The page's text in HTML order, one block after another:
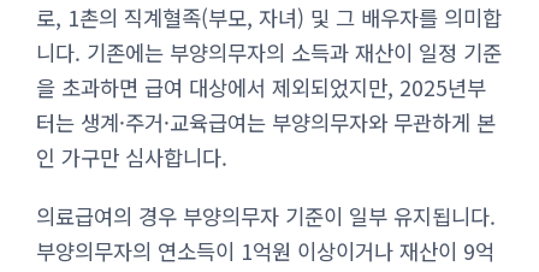
로, 1촌의 직계혈족(부모, 자녀) 및 그 배우자를 의미합
니다. 기존에는 부양의무자의 소득과 재산이 일정 기준
을 초과하면 급여 대상에서 제외되었지만, 2025년부
터는 생계·주거·교육급여는 부양의무자와 무관하게 본
인 가구만 심사합니다.
의료급여의 경우 부양의무자 기준이 일부 유지됩니다.
부양의무자의 연소득이 1억원 이상이거나 재산이 9억